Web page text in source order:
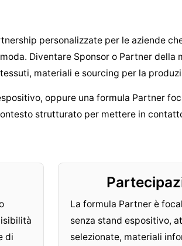
personalizzate per le aziende
Diventare Sponsor o Partner
materiali e sourcing per la
oppure una formula Partner
strutturato per mettere in
di
La formula Partner è
senza stand espositivo,
selezionate, materiali